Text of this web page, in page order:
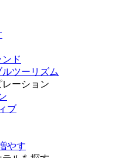
ド
ツーリズム
ーション
ブ
やす